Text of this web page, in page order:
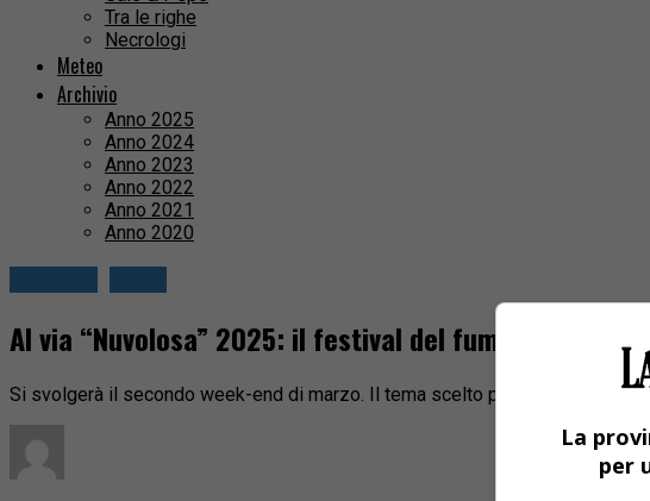
Tra le righe
Necrologi
Meteo
Archivio
Anno 2025
Anno 2024
Anno 2023
Anno 2022
Anno 2021
Anno 2020
Al via “Nuvolosa” 2025: il festival del fumetto torna a
Si svolgerà il secondo week-end di marzo. Il tema scelto per questa
La
per